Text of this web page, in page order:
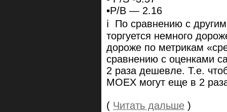
▪️P/B — 2.16
ℹ️ По сравнению с
торгуется немного
дороже по метрикам
сравнению с оценками
2 раза дешевле. Т.е.
MOEX могут еще в 2
( Читать дальше )